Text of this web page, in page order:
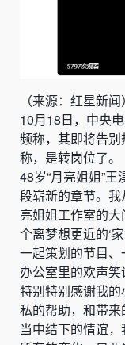
（来源：红星新闻）
10月18日，中央
频称，其即将告
称，是转岗位了。
48岁“月亮姐姐”
段崭新的章节。
亮姐姐工作室的
个离梦想更近的‘
一起策划的节目
办公室里的欢声笑
特别特别感谢我
私的帮助，和带
当中结下的情谊